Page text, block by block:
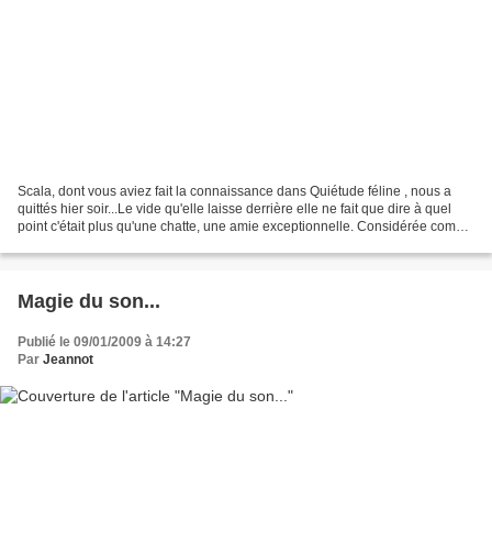
Scala, dont vous aviez fait la connaissance dans Quiétude féline , nous a
quittés hier soir...Le vide qu'elle laisse derrière elle ne fait que dire à quel
point c'était plus qu'une chatte, une amie exceptionnelle. Considérée comme
Magie du son...
Publié le 09/01/2009 à 14:27
Par Jeannot